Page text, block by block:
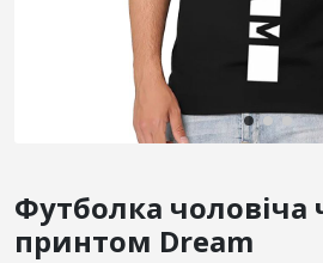
Футболка чоловіча
принтом Dream